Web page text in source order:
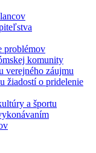
problémov
komunity
verejného záujmu
žiadostí o pridelenie
a športu